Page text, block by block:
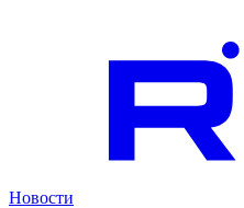
Новости